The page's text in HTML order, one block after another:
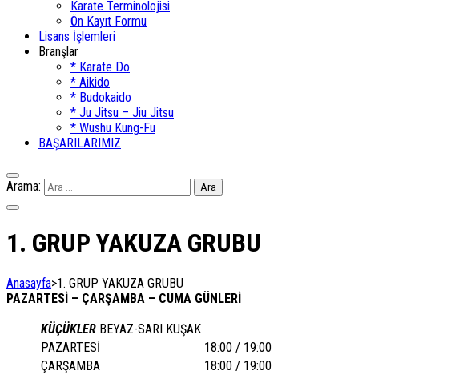
Karate Terminolojisi
Ön Kayıt Formu
Lisans İşlemleri
Branşlar
* Karate Do
* Aikido
* Budokaido
* Ju Jitsu – Jiu Jitsu
* Wushu Kung-Fu
BAŞARILARIMIZ
Arama:
1. GRUP YAKUZA GRUBU
Anasayfa>1. GRUP YAKUZA GRUBU
PAZARTESİ – ÇARŞAMBA – CUMA GÜNLERİ
KÜÇÜKLER BEYAZ-SARI KUŞAK
PAZARTESİ
18:00 / 19:00
ÇARŞAMBA
18:00 / 19:00